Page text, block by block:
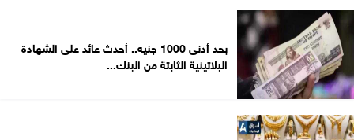
بحد أدنى 1000 جنيه.. أحدث عائد على الشهادة
البلاتينية الثابتة من البنك...